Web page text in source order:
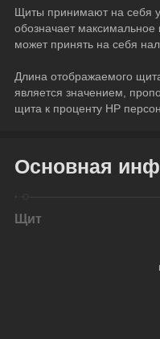
Щиты принимают на себя
обозначает максимальное
может принять на себя
Длина отображаемого
является значением,
щита к проценту НР
Основная
Щит